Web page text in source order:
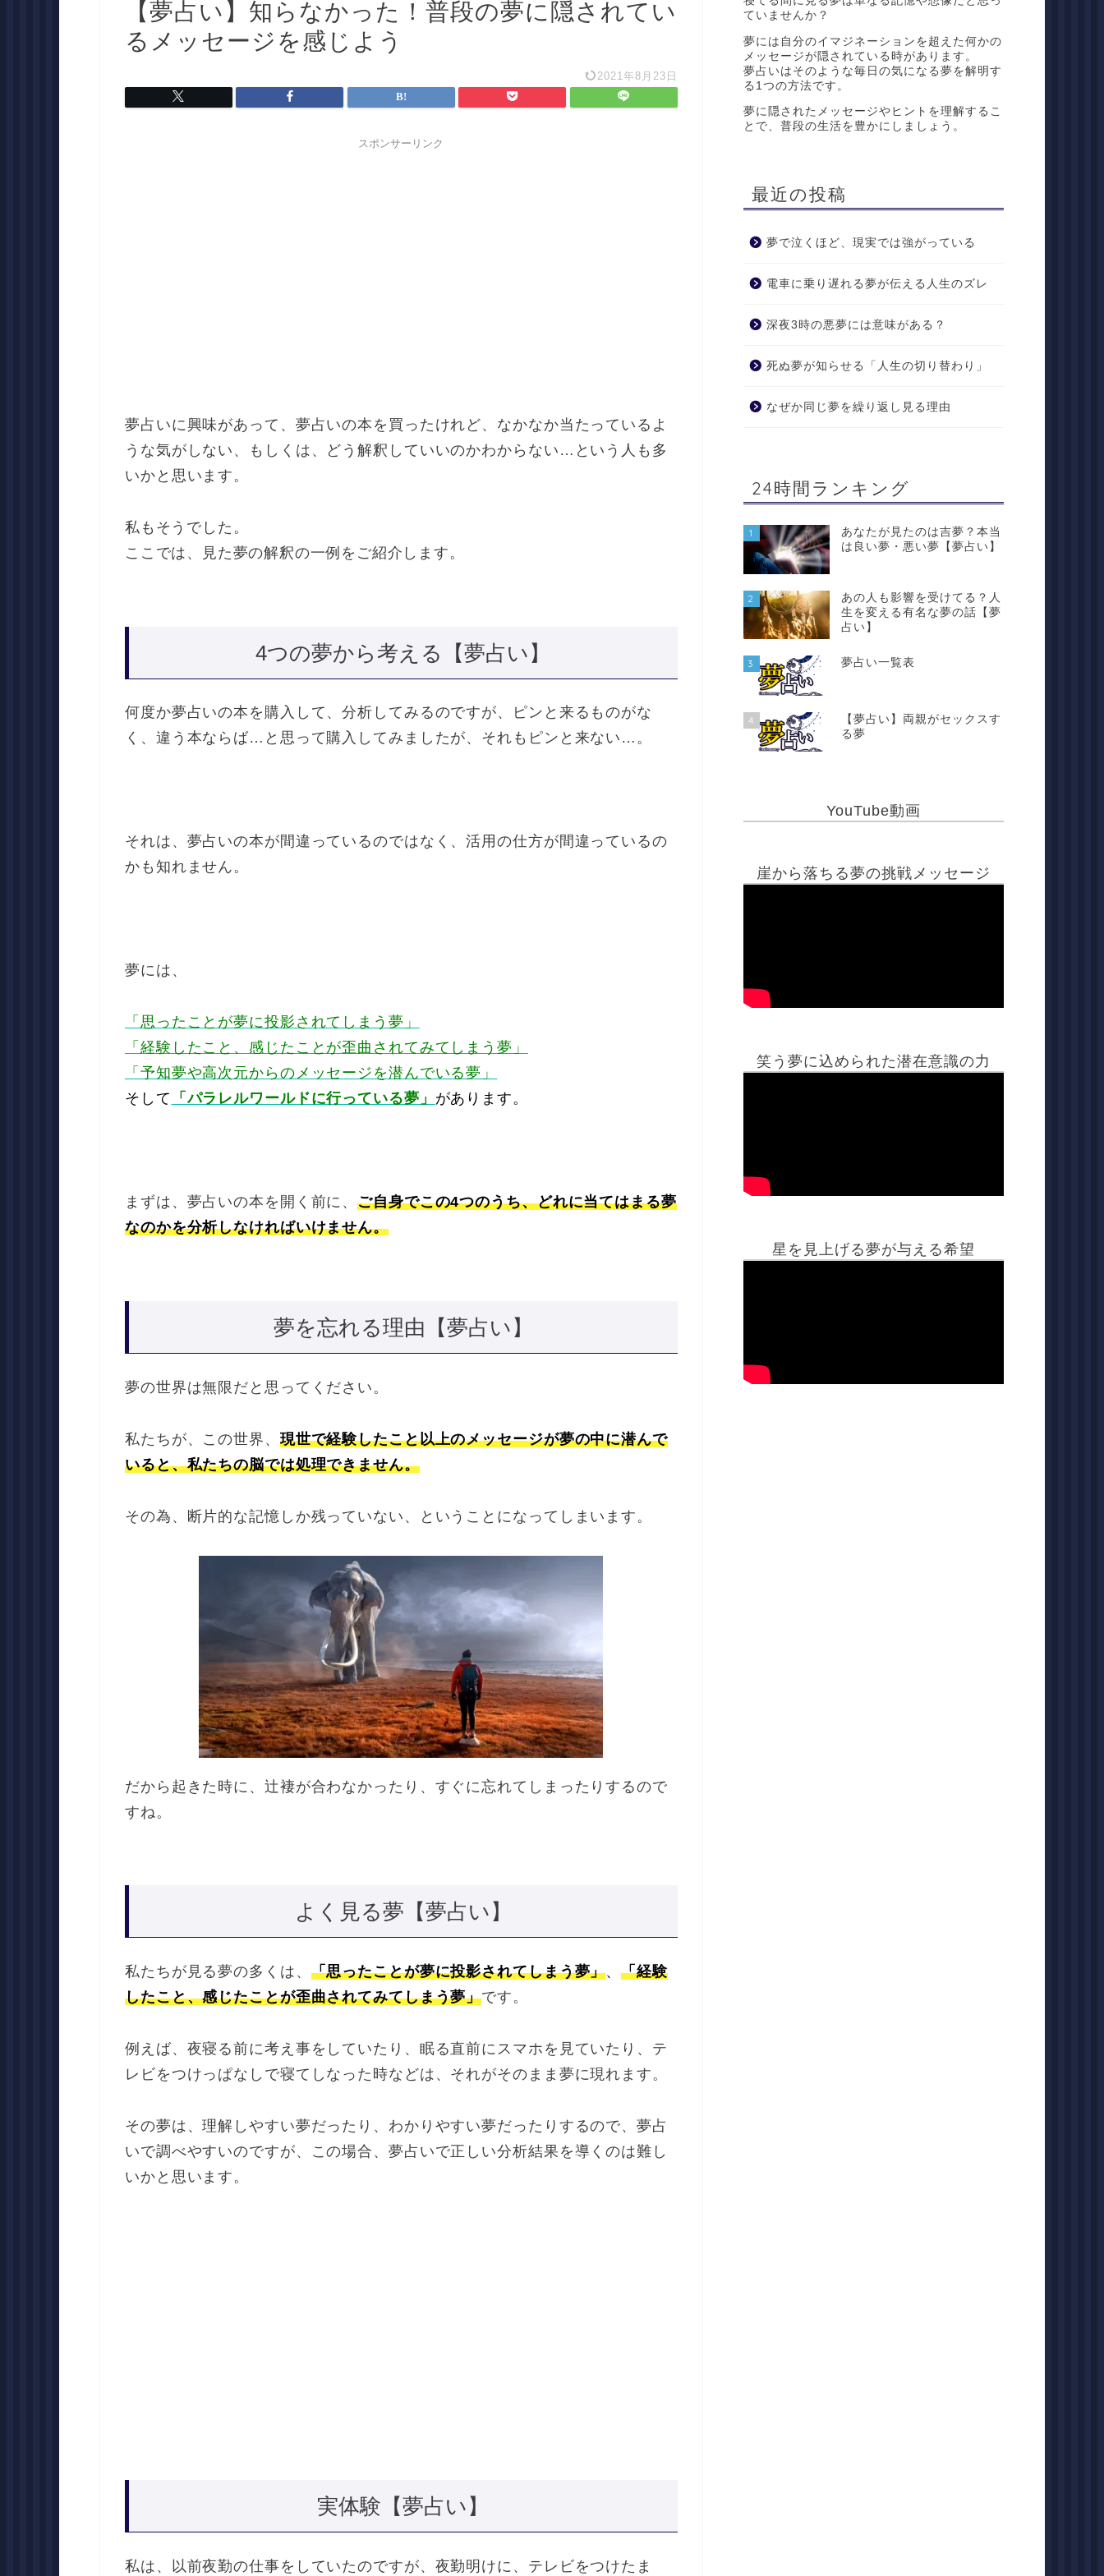
【夢占い】知らなかった！普段の夢に隠されてい
るメッセージを感じよう
2021年8月23日
スポンサーリンク
夢占いに興味があって、夢占いの本を買ったけれど、なかなか当たっているよ
うな気がしない、もしくは、どう解釈していいのかわからない…という人も多
いかと思います。
私もそうでした。
ここでは、見た夢の解釈の一例をご紹介します。
4つの夢から考える【夢占い】
何度か夢占いの本を購入して、分析してみるのですが、ピンと来るものがな
く、違う本ならば…と思って購入してみましたが、それもピンと来ない…。
それは、夢占いの本が間違っているのではなく、活用の仕方が間違っているの
かも知れません。
夢には、
「思ったことが夢に投影されてしまう夢」
「経験したこと、感じたことが歪曲されてみてしまう夢」
「予知夢や高次元からのメッセージを潜んでいる夢」
そして
「パラレルワールドに行っている夢」 があります。
まずは、夢占いの本を開く前に、ご自身でこの4つのうち、どれに当てはまる夢
なのかを分析しなければいけません。
夢を忘れる理由【夢占い】
夢の世界は無限だと思ってください。
私たちが、この世界、 現世で経験したこと以上のメッセージが夢の中に潜んで
いると、私たちの脳では処理できません。
その為、断片的な記憶しか残っていない、ということになってしまいます。
だから起きた時に、辻褄が合わなかったり、すぐに忘れてしまったりするので
すね。
よく見る夢【夢占い】
私たちが見る夢の多くは、 「思ったことが夢に投影されてしまう夢」、「経験
したこと、感じたことが歪曲されてみてしまう夢」です。
例えば、夜寝る前に考え事をしていたり、眠る直前にスマホを見ていたり、テ
レビをつけっぱなしで寝てしなった時などは、それがそのまま夢に現れます。
その夢は、理解しやすい夢だったり、わかりやすい夢だったりするので、夢占
いで調べやすいのですが、この場合、夢占いで正しい分析結果を導くのは難し
いかと思います。
実体験【夢占い】
私は、以前夜勤の仕事をしていたのですが、夜勤明けに、テレビをつけたま
ていませんか？
夢には自分のイマジネーションを超えた何かの
メッセージが隠されている時があります。
夢占いはそのような毎日の気になる夢を解明す
る1つの方法です。
夢に隠されたメッセージやヒントを理解するこ
とで、普段の生活を豊かにしましょう。
最近の投稿
夢で泣くほど、現実では強がっている
電車に乗り遅れる夢が伝える人生のズレ
深夜3時の悪夢には意味がある？
死ぬ夢が知らせる「人生の切り替わり」
なぜか同じ夢を繰り返し見る理由
24時間ランキング
1
あなたが見たのは吉夢？本当
は良い夢・悪い夢【夢占い】
2
あの人も影響を受けてる？人
生を変える有名な夢の話【夢
占い】
3 夢占い一覧表
4
【夢占い】両親がセックスす
る夢
YouTube動画
崖から落ちる夢の挑戦メッセージ
笑う夢に込められた潜在意識の力
星を見上げる夢が与える希望